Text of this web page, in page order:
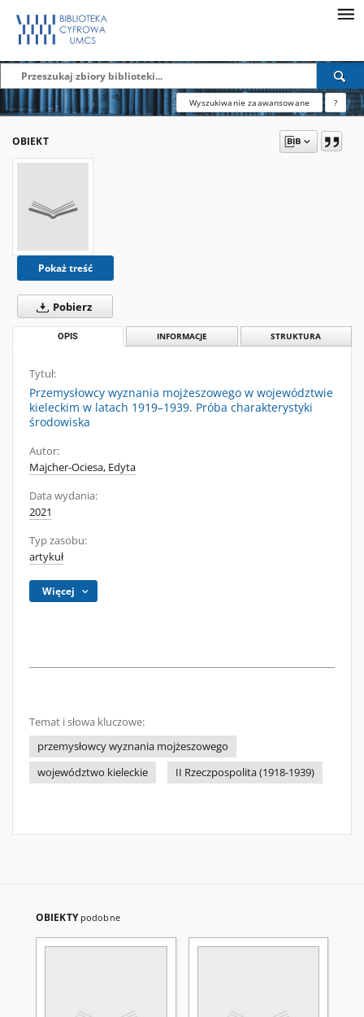
Wyszukiwanie zaawansowane ?
OBIEKT
Pokaż treść
Pobierz
OPIS INFORMACJE STRUKTURA
Tytuł:
Przemysłowcy wyznania mojżeszowego w województwie
kieleckim w latach 1919–1939. Próba charakterystyki
środowiska
Autor:
Majcher-Ociesa, Edyta
Data wydania:
2021
Typ zasobu:
artykuł
Więcej
Temat i słowa kluczowe:
przemysłowcy wyznania mojżeszowego
województwo kieleckie
II Rzeczpospolita (1918-1939)
OBIEKTY podobne